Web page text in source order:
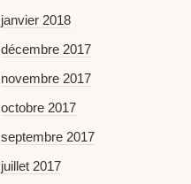
janvier 2018
décembre 2017
novembre 2017
octobre 2017
septembre 2017
juillet 2017